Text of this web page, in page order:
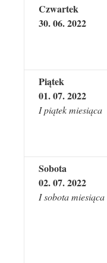
Czwartek
30. 06. 2022
Piątek
01. 07. 2022
I piątek miesiąca
Sobota
02. 07. 2022
I sobota miesiąca